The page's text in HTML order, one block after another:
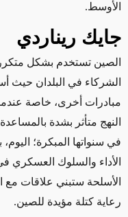
الأوسط.
جايك ريناردي
الصين تستخدم بشكل
الشركاء في البلدان حيث
مبادرات أخرى، خاصة عندما
النهج متأثر بشدة
في سنواتها المبكرة؛
الأداء والسلوك العسكري
الأسلحة ستبني علاقات
رعاية كتلة مؤيدة للصين.